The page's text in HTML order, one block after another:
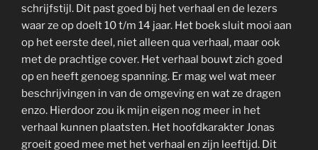
schrijfstijl. Dit past goed bij het verhaal en de lezers
waar ze op doelt 10 t/m 14 jaar. Het boek sluit mooi aan
op het eerste deel, niet alleen qua verhaal, maar ook
met de prachtige cover. Het verhaal bouwt zich goed
op en heeft genoeg spanning. Er mag wel wat meer
beschrijvingen in van de omgeving en wat ze dragen
enzo. Hierdoor zou ik mijn eigen nog meer in het
verhaal kunnen plaatsten. Het hoofdkarakter Jonas
groeit goed mee met het verhaal en zijn leeftijd. Dit